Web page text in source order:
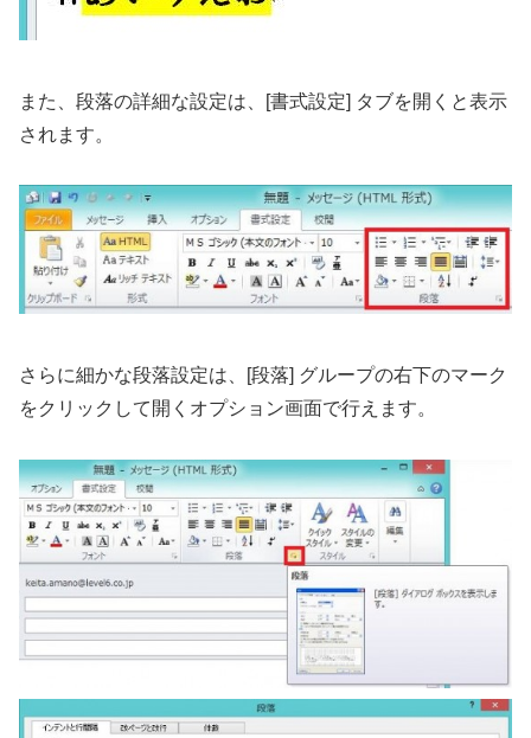
また、段落の詳細な設定は、[書式設定] タブを開くと表示
されます。
さらに細かな段落設定は、[段落] グループの右下のマーク
をクリックして開くオプション画面で行えます。